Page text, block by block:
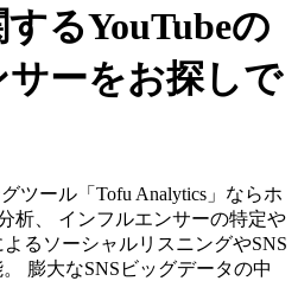
るYouTubeの
ーをお探しで
ツール「Tofu Analytics」ならホ
析、 インフルエンサーの特定や
るソーシャルリスニングやSNS
膨大なSNSビッグデータの中